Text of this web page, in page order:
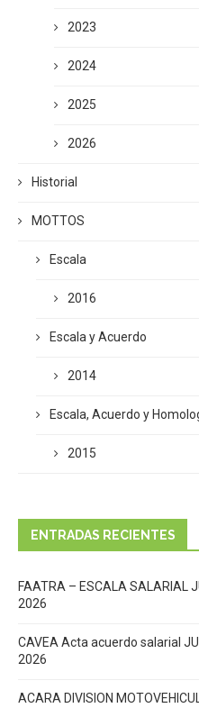
2023
2024
2025
2026
Historial
MOTTOS
Escala
2016
Escala y Acuerdo
2014
Escala, Acuerdo y
2015
ENTRADAS RECIENTES
FAATRA – ESCALA SALARIAL
2026
CAVEA Acta acuerdo salarial
2026
ACARA DIVISION